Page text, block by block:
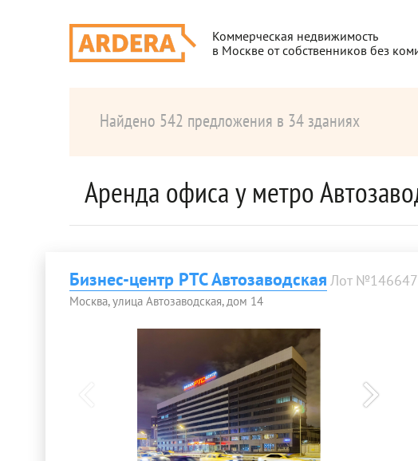
Коммерческая недвижимость
в Москве от собственников без
Найдено 542 предложения в 34 зданиях
Аренда офиса у метро
Бизнес-центр РТС Автозаводская Лот №146647
Москва, улица Автозаводская, дом 14